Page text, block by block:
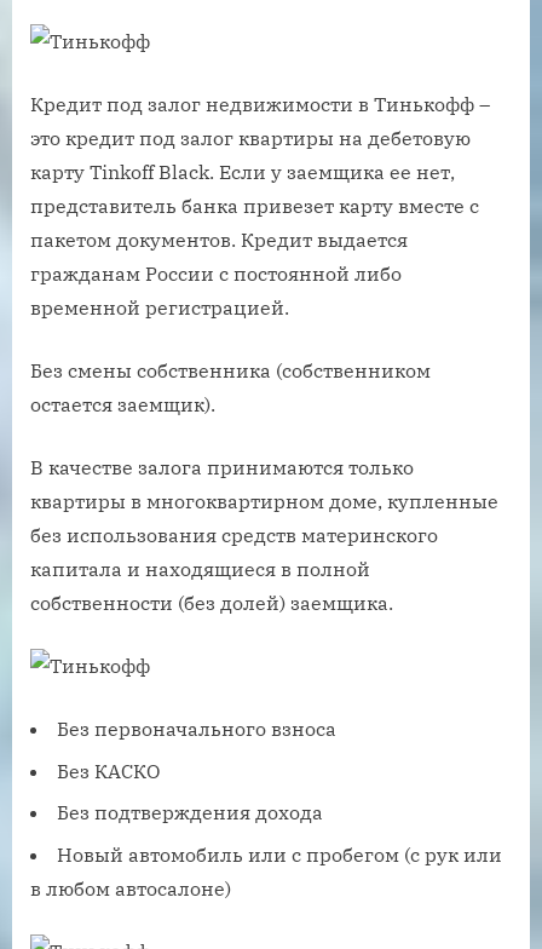
Кредит под залог недвижимости в Тинькофф –
это кредит под залог квартиры на дебетовую
карту Tinkoff Black. Если у заемщика ее нет,
представитель банка привезет карту вместе с
пакетом документов. Кредит выдается
гражданам России с постоянной либо
временной регистрацией.
Без смены собственника (собственником
остается заемщик).
В качестве залога принимаются только
квартиры в многоквартирном доме, купленные
без использования средств материнского
капитала и находящиеся в полной
собственности (без долей) заемщика.
Без первоначального взноса
Без КАСКО
Без подтверждения дохода
Новый автомобиль или с пробегом (с рук или
в любом автосалоне)